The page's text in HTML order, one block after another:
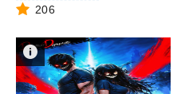
206